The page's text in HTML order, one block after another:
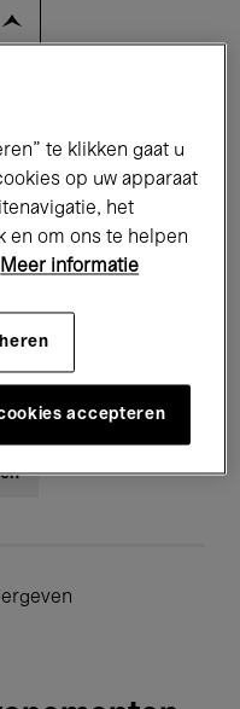
& Debatten
Global Music
te klikken gaat u
op uw apparaat
het
en om ons te helpen
Meer informatie
accepteren